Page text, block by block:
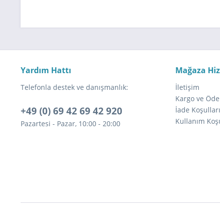
Yardım Hattı
Telefonla destek ve danışmanlık:
+49 (0) 69 42 69 42 920
Pazartesi - Pazar, 10:00 - 20:00
Mağaza
İletişim
Kargo ve
İade Koşulları
Kullanım